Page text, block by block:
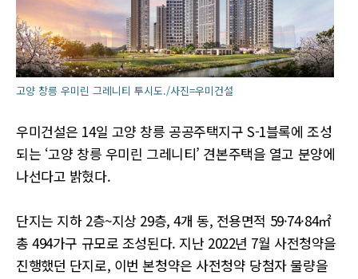
고양 창릉 우미린 그레니티 투시도./사진=우미건설
우미건설은 14일 고양 창릉 공공주택지구 S-1블록에 조성
되는 ‘고양 창릉 우미린 그레니티’ 견본주택을 열고 분양에
나선다고 밝혔다.
단지는 지하 2층~지상 29층, 4개 동, 전용면적 59·74·84㎡
총 494가구 규모로 조성된다. 지난 2022년 7월 사전청약을
진행했던 단지로, 이번 본청약은 사전청약 당첨자 물량을